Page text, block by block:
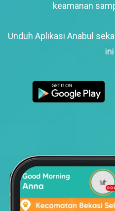
keamanan
Unduh Aplikasi Anabul